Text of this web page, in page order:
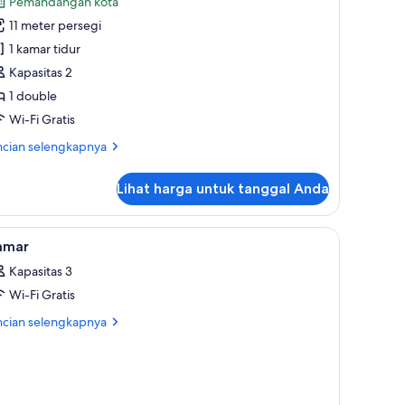
11 meter persegi
1 kamar tidur
Kapasitas 2
1 double
Wi-Fi Gratis
selengkapnya
Lihat harga untuk tanggal Anda
bulu angsa, meja kerja, dan ruang kerja ramah laptop
4
Kapasitas 3
Wi-Fi Gratis
selengkapnya